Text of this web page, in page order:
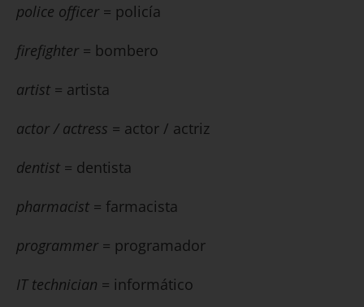
police officer = policía
firefighter = bombero
artist = artista
actor / actress = actor / actriz
dentist = dentista
pharmacist = farmacista
programmer = programador
IT technician = informático